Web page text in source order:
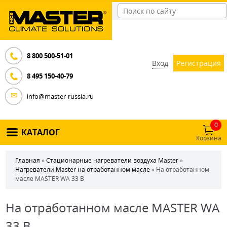
8 800 500-51-01
8 495 150-40-79
info@master-russia.ru
Вход Регистрация
КАТАЛОГ
0
Корзина
Главная »Стационарные нагреватели воздуха Master»
Нагреватели Master на отработанном масле» На отработанном
масле MASTER WA 33 B
На отработанном масле MASTER WA